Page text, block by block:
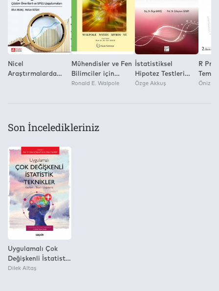
Yok
Nicel
Araştırmalarda
Mühendisler ve Fen
Bilimciler için
Olasılık ve İstatistik
Ronald E. Walpole
İstatistiksel
Hipotez Testleri
(Teori Ve
Özge Akkuş
R
Öniz
Son İnceledikleriniz
Uygulamalı Çok
Değişkenli İstatistik
Teknikler Kavram –
Dilek Altaş